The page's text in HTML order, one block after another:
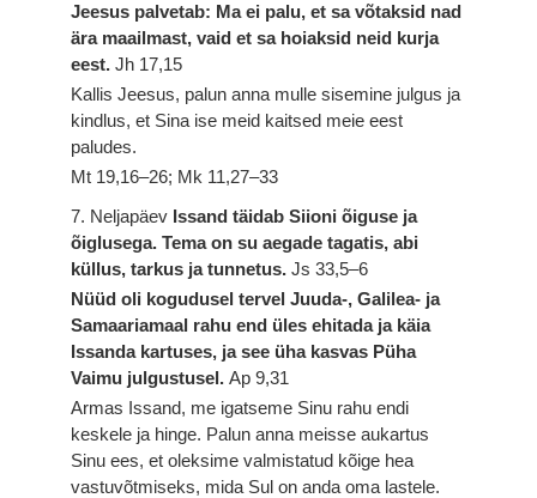
Jeesus palvetab: Ma ei palu, et sa võtaksid nad
ära maailmast, vaid et sa hoiaksid neid kurja
eest.Jh 17,15
Kallis Jeesus, palun anna mulle sisemine julgus ja
kindlus, et Sina ise meid kaitsed meie eest
paludes.
Mt 19,16–26; Mk 11,27–33
7. Neljapäev Issand täidab Siioni õiguse ja
õiglusega. Tema on su aegade tagatis, abi
küllus, tarkus ja tunnetus.Js 33,5–6
Nüüd oli kogudusel tervel Juuda-, Galilea- ja
Samaariamaal rahu end üles ehitada ja käia
Issanda kartuses, ja see üha kasvas Püha
Vaimu julgustusel.Ap 9,31
Armas Issand, me igatseme Sinu rahu endi
keskele ja hinge. Palun anna meisse aukartus
Sinu ees, et oleksime valmistatud kõige hea
vastuvõtmiseks, mida Sul on anda oma lastele.